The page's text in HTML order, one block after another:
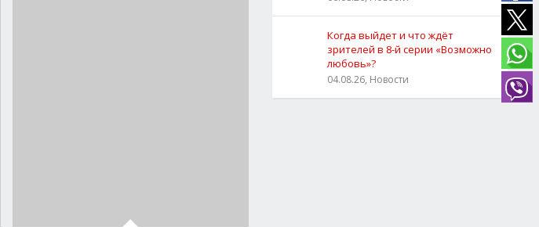
Когда выйдет и что ждёт
зрителей в 8-й серии «Возможно
любовь»?
04.08.26, Новости